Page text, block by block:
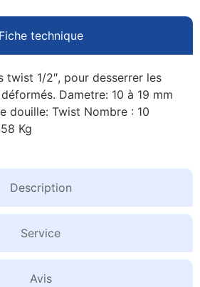
Fiche technique
Description
Service
Avis
twist 1/2″, pour desserrer les
Dametre: 10 à 19 mm
douille: Twist Nombre : 10
Kg